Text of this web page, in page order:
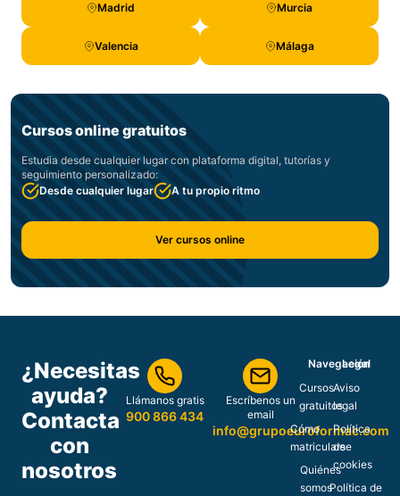
Madrid Murcia
Valencia Málaga
Cursos online gratuitos
Estudia desde cualquier lugar con plataforma digital, tutorías y
seguimiento personalizado:
Desde cualquier lugar
A tu propio ritmo
Ver cursos online
¿Necesitas
ayuda?
Contacta
con
nosotros
Llámanos gratis
900 866 434
Escríbenos un
email
info@grupoeuroformac.com
Navegación
Cursos
gratuitos
Cómo
matricularse
Quiénes
somos
Legal
Aviso
legal
Política
de
cookies
Política de